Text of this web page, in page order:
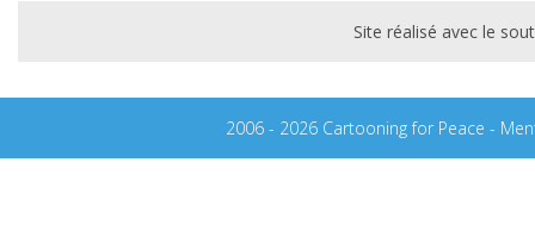
Site réalisé avec le
2006 - 2026 Cartooning for Peace -